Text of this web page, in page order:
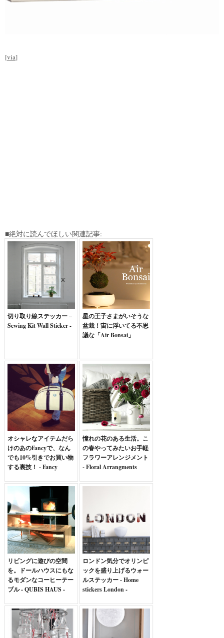
[via]
■絶対に読んでほしい関連記事:
切り取り線ステッカー –
Sewing Kit Wall Sticker -
星の王子さまがいそうな
盆栽！宙に浮いてる不思
議な「Air Bonsai」
オシャレなアイテムだら
けのあのFancyで、なん
でも10%引きでお買い物
する裏技！ - Fancy
憧れの花のある生活。こ
の春やってみたいお手軽
フラワーアレンジメント
- Floral Arrangments
リビングに遊びの空間
を。ドールハウスにもな
るモダンなコーヒーテー
ブル - QUBIS HAUS -
ロンドン気分でオリンピ
ックを盛り上げるウォー
ルステッカー - Home
stickers London -